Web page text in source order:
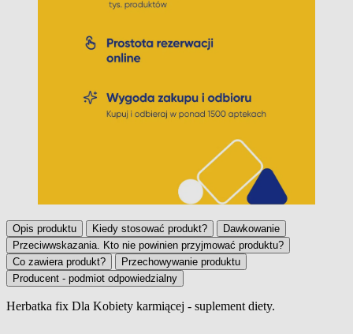
Opis produktu Kiedy stosować produkt?
Dawkowanie
Przeciwwskazania. Kto nie powinien przyjmować produktu?
Co zawiera produkt?
Przechowywanie produktu
Producent - podmiot odpowiedzialny
Herbatka fix Dla Kobiety karmiącej - suplement diety.